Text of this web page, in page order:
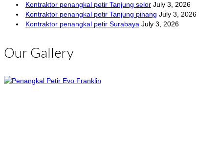
Kontraktor penangkal petir Tanjung selor July 3, 2026
Kontraktor penangkal petir Tanjung pinang July 3, 2026
Kontraktor penangkal petir Surabaya July 3, 2026
Our Gallery